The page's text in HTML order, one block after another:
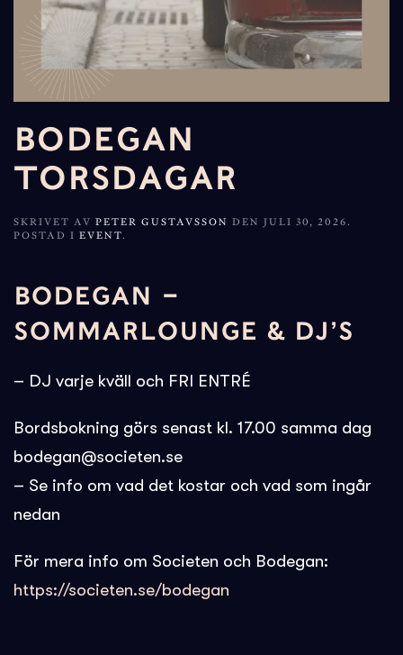
BODEGAN
TORSDAGAR
SKRIVET AV PETER GUSTAVSSON DEN JULI 30, 2026 .
POSTAD I EVENT.
BODEGAN –
SOMMARLOUNGE & DJ’S
– DJ varje kväll och FRI ENTRÉ
Bordsbokning görs senast kl. 17.00 samma dag
bodegan@societen.se
– Se info om vad det kostar och vad som ingår
nedan
För mera info om Societen och Bodegan:
https://societen.se/bodegan